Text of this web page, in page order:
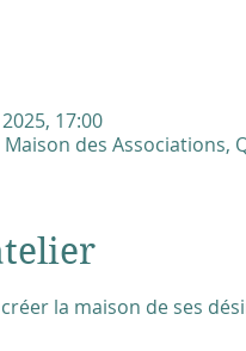
17:00
des Associations,
la maison de ses